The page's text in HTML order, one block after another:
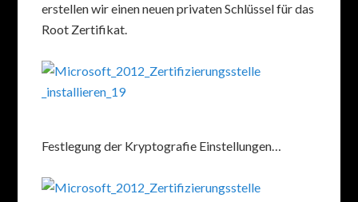
erstellen wir einen neuen privaten Schlüssel für das
Root Zertifikat.
Festlegung der Kryptografie Einstellungen…